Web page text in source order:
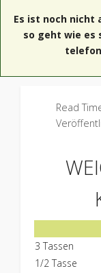
Es ist noch nicht
so geht wie
Read
3 Tassen
1/2 Tasse